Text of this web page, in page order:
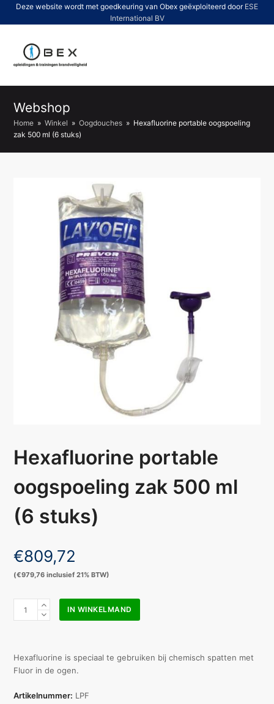
Deze website wordt met goedkeuring van Obex geëxploiteerd door ESE
International BV
Webshop
Home » Winkel » Oogdouches » Hexafluorine portable oogspoeling
zak 500 ml (6 stuks)
Hexafluorine portable
oogspoeling zak 500 ml
(6 stuks)
€809,72
(€979,76 inclusief 21% BTW)
Hexafluorine
portable
500
ml
stuks)
IN WINKELMAND
Hexafluorine is speciaal te gebruiken bij chemisch spatten met
Fluor in de ogen.
Artikelnummer: LPF